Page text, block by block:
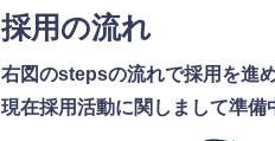
採用の流れ
右図のstepsの流れで採用を進
現在採用活動に関しまして準備